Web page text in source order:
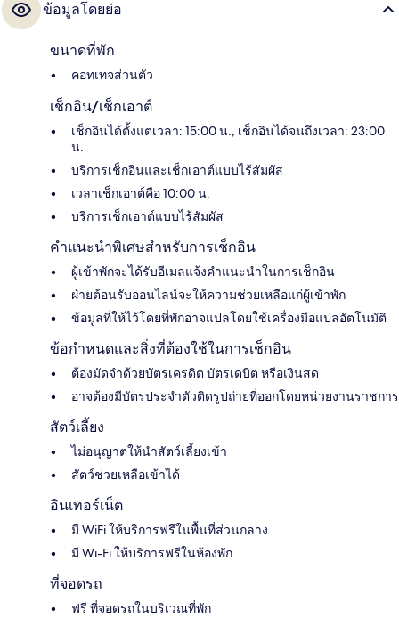
ข้อมูลโดยย่อ
ขนาดที่พัก
คอทเทจส่วนตัว
เช็กอิน/เช็กเอาต์
เช็กอินได้ตั้งแต่เวลา: 15:00 น., เช็กอินได้จนถึงเวลา: 23:00
น.
บริการเช็กอินและเช็กเอาต์แบบไร้สัมผัส
เวลาเช็กเอาต์คือ 10:00 น.
บริการเช็กเอาต์แบบไร้สัมผัส
คำแนะนำพิเศษสำหรับการเช็กอิน
ผู้เข้าพักจะได้รับอีเมลแจ้งคำแนะนำในการเช็กอิน
ฝ่ายต้อนรับออนไลน์จะให้ความช่วยเหลือแก่ผู้เข้าพัก
ข้อมูลที่ให้ไว้โดยที่พักอาจแปลโดยใช้เครื่องมือแปลอัตโนมัติ
ข้อกำหนดและสิ่งที่ต้องใช้ในการเช็กอิน
ต้องมัดจำด้วยบัตรเครดิต บัตรเดบิต หรือเงินสด
อาจต้องมีบัตรประจำตัวติดรูปถ่ายที่ออกโดยหน่วยงานราชการ
สัตว์เลี้ยง
ไม่อนุญาตให้นำสัตว์เลี้ยงเข้า
สัตว์ช่วยเหลือเข้าได้
อินเทอร์เน็ต
มี WiFi ให้บริการฟรีในพื้นที่ส่วนกลาง
มี Wi-Fi ให้บริการฟรีในห้องพัก
ที่จอดรถ
ฟรี ที่จอดรถในบริเวณที่พัก